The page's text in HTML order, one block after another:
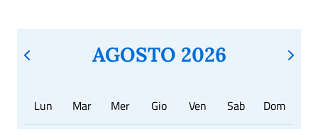
AGOSTO 2026
Lun Mar Mer Gio Ven Sab Dom